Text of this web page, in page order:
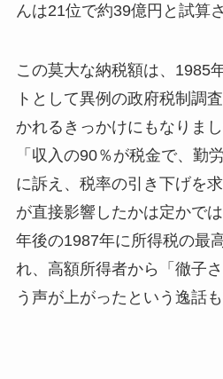
んは21位で約39億円と試算
この莫大な納税額は、1985
トとして異例の政府税制調
かれるきっかけにもなりま
「収入の90％が税金で、勤
に訴え、税率の引き下げを
が直接影響したかは定かで
年後の1987年に所得税の最
れ、高額所得者から「徹子
う声が上がったという逸話